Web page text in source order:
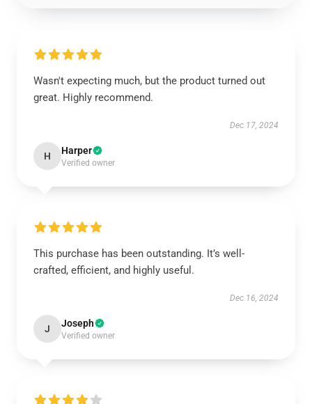
Wasn't expecting much, but the product turned out
great. Highly recommend.
Dec 17, 2024
H Harper
Verified owner
This purchase has been outstanding. It’s well-
crafted, efficient, and highly useful.
Dec 16, 2024
J Joseph
Verified owner